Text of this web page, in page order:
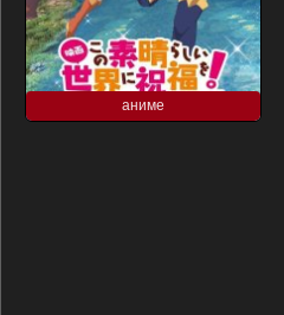
аниме